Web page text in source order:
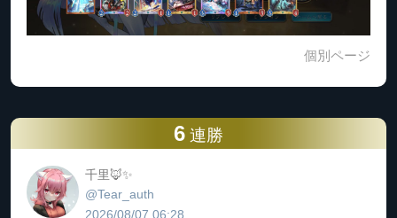
個別ページ
6 連勝
千里🦊✨
@Tear_auth
2026/08/07 06:28